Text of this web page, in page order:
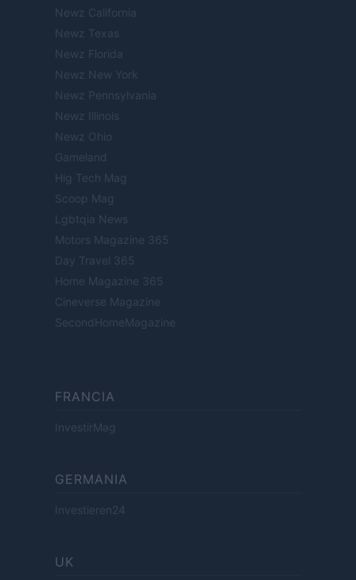
Newz California
Newz Texas
Newz Florida
Newz New York
Newz Pennsylvania
Newz Illinois
Newz Ohio
Gameland
Hig Tech Mag
Scoop Mag
Lgbtqia News
Motors Magazine 365
Day Travel 365
Home Magazine 365
Cineverse Magazine
SecondHomeMagazine
FRANCIA
InvestirMag
GERMANIA
Investieren24
UK